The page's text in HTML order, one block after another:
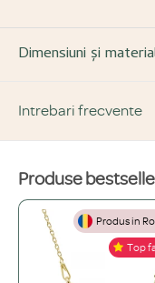
Dimensiuni și
Intrebari frecvente
DESPRE PRODUS ȘI MATERIALE
Din ce materiale sunt
Folosim doar materiale
Produse
Produs in
Top